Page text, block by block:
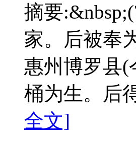
摘要:
家。后被奉
惠州博罗县(
桶为生。后
全文]